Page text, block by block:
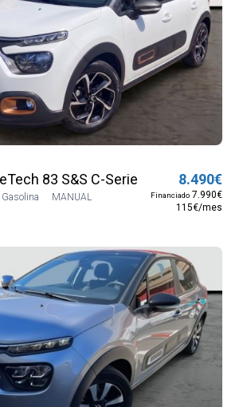
83 S&S C-Series
Gasolina MANUAL
8.490€
Financiado 7.990€
115€/mes